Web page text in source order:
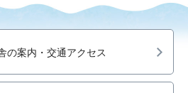
の案内・交通アクセス